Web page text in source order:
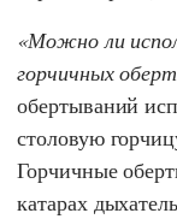
Можно ли
горчичных
обертываний
столовую
Горчичные
катарах